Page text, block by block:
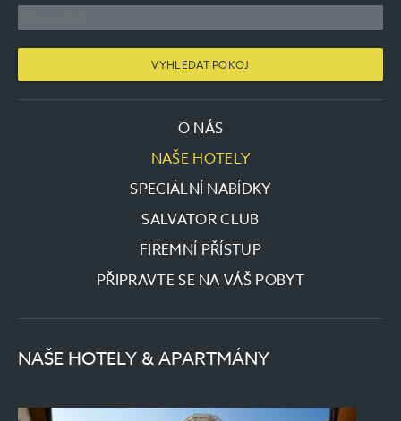
O NÁS
NAŠE HOTELY
SPECIÁLNÍ NABÍDKY
SALVATOR CLUB
FIREMNÍ PŘÍSTUP
PŘIPRAVTE SE NA VÁŠ POBYT
NAŠE HOTELY & APARTMÁNY